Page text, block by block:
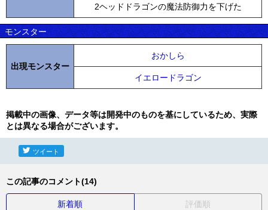
2ヘッドドラゴンの魔法防御力を下げた
モンスター
出現モンスター
おかしら
イエロードラゴン
掲載中の画像、データ等は開発中のものを基にしているため、実際
とは異なる場合がございます。
ツイート
この記事のコメント(14)
新着順 評価順